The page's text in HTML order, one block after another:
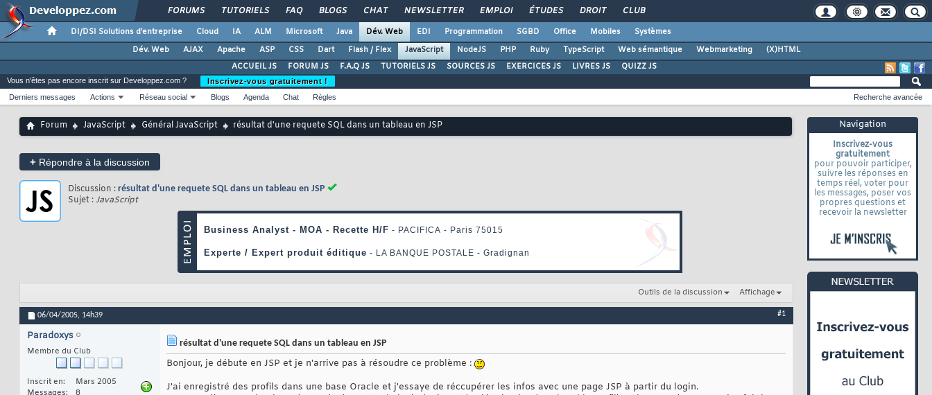
FORUMS TUTORIELS FAQ BLOGS CHAT NEWSLETTER EMPLOI ÉTUDES DROIT CLUB
DI/DSI Solutions d'entreprise Cloud IA ALM Microsoft Java Dév. Web EDI Programmation SGBD Office Mobiles
Systèmes
Dév. Web
AJAX Apache ASP CSS Dart Flash / Flex JavaScript NodeJS PHP Ruby TypeScript Web sémantique Webmarketing
(X)HTML
ACCUEIL JS
FORUM JS F.A.Q JS TUTORIELS JS SOURCES JS EXERCICES JS LIVRES JS QUIZZ JS
Navigation
Inscrivez-vous
gratuitement
pour pouvoir participer,
suivre les réponses en
temps réel, voter pour
les messages, poser vos
propres questions et
recevoir la newsletter
Vous n'êtes pas encore inscrit sur Developpez.com ?
Inscrivez-vous gratuitement !
Derniers messages
Actions Réseau social Blogs Agenda Chat Règles Recherche avancée
Forum JavaScript Général JavaScript résultat d'une requete SQL dans un tableau en JSP
+ Répondre à la discussion
Discussion : résultat d'une requete SQL dans un tableau en JSP
Sujet :JavaScript
Outils de la discussion Affichage
06/04/2005, 14h39 #1
Paradoxys
Membre du Club
Inscrit en
Mars 2005
résultat d'une requete SQL dans un tableau en JSP
Bonjour, je débute en JSP et je n'arrive pas à résoudre ce problème :
J'ai enregistré des profils dans une base Oracle et j'essaye de réccupérer les infos avec une page JSP à partir du login.